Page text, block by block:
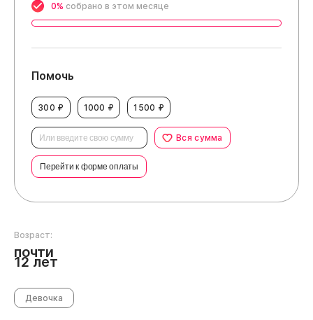
0% собрано в этом месяце
Помочь
300 ₽ 1000 ₽ 1500 ₽
Вся сумма
Перейти к форме оплаты
Возраст:
почти
12 лет
Девочка